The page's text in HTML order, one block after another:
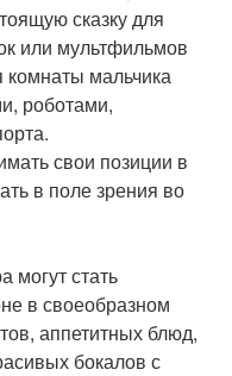
сказку для
или мультфильмов
мальчика
роботами,
свои позиции в
в поле зрения во
могут стать
в своеобразном
аппетитных блюд,
бокалов с